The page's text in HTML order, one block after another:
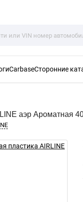
CarbaseСторонние
аэр Ароматная